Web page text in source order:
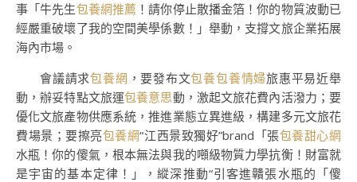
事「牛先生包養網推薦 ！請你停止散播金箔！你的物質波動已
經嚴重破壞了我的空間美學係數！」舉動，支撐文旅企業拓展
海內市場。
會議請求包養網 ，要發布文包養包養情婦旅惠平易近舉
動，辦妥特點文旅運包養意思動，激起文旅花費內活潑力；要
優化文旅產物供應系統，推進業態立異進級，構建多元文旅花
費場景；要擦亮包養網“江西景致獨好”brand「張包養甜心網
水瓶！你的傻氣，根本無法與我的噸級物質力學抗衡！財富就
是宇宙的基本定律！」，縱深推動“引客進贛張水瓶的「傻